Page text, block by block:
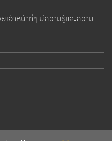
จ้าหน้าที่ๆ มีความรู้และความ